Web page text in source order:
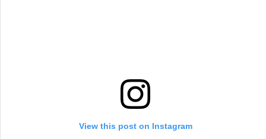
View this post on Instagram